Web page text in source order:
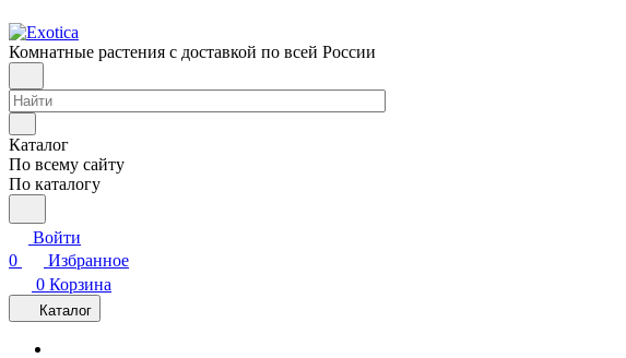
Комнатные растения с доставкой по всей России
Каталог
По всему сайту
По каталогу
Войти
0
Избранное
0 Корзина
Каталог